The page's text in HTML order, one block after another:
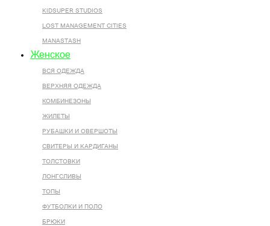
KIDSUPER STUDIOS
LOST MANAGEMENT CITIES
MANASTASH
Женское
ВСЯ ОДЕЖДА
ВЕРХНЯЯ ОДЕЖДА
КОМБИНЕЗОНЫ
ЖИЛЕТЫ
РУБАШКИ И ОВЕРШОТЫ
СВИТЕРЫ И КАРДИГАНЫ
ТОЛСТОВКИ
ЛОНГСЛИВЫ
ТОПЫ
ФУТБОЛКИ И ПОЛО
БРЮКИ